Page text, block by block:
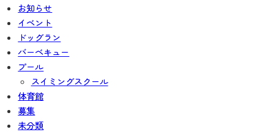
お知らせ
イベント
ドッグラン
バーベキュー
プール
スイミングスクール
体育館
募集
未分類